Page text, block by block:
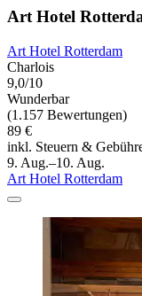
Art Hotel
Art Hotel Rotterdam
Charlois
9,0/10
Wunderbar
(1.157 Bewertungen)
89 €
inkl. Steuern &
9. Aug.–10. Aug.
Art Hotel Rotterdam